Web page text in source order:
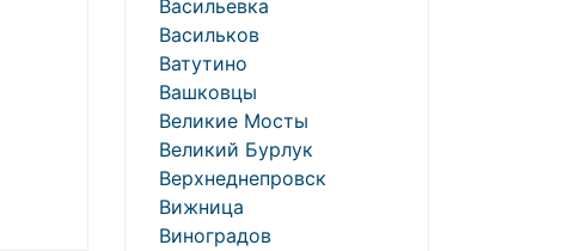
Васильевка
Васильков
Ватутино
Вашковцы
Великие Мосты
Великий Бурлук
Верхнеднепровск
Вижница
Виноградов